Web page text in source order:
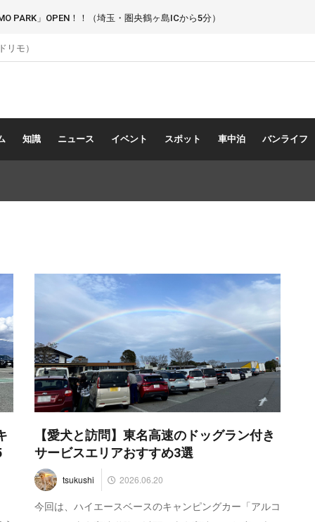
PARK」OPEN！！（埼玉・圏央鶴ヶ島ICから5分）
モ）
知識 ニュース イベント スポット 車中泊 バンライフ
【愛犬と訪問】東名高速のドッグラン付き
サービスエリアおすすめ3選
tsukushi 2026.06.20
今回は、ハイエースベースのキャンピングカー「アルコ